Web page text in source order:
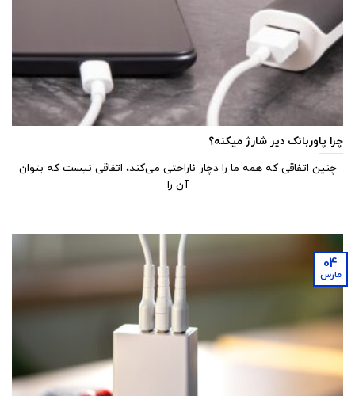
چرا پاوربانک دیر شارژ میکنه؟
چنین اتفاقی که همه ما را دچار ناراحتی می‌کند، اتفاقی نیست که بتوان
آن را
04
مارس